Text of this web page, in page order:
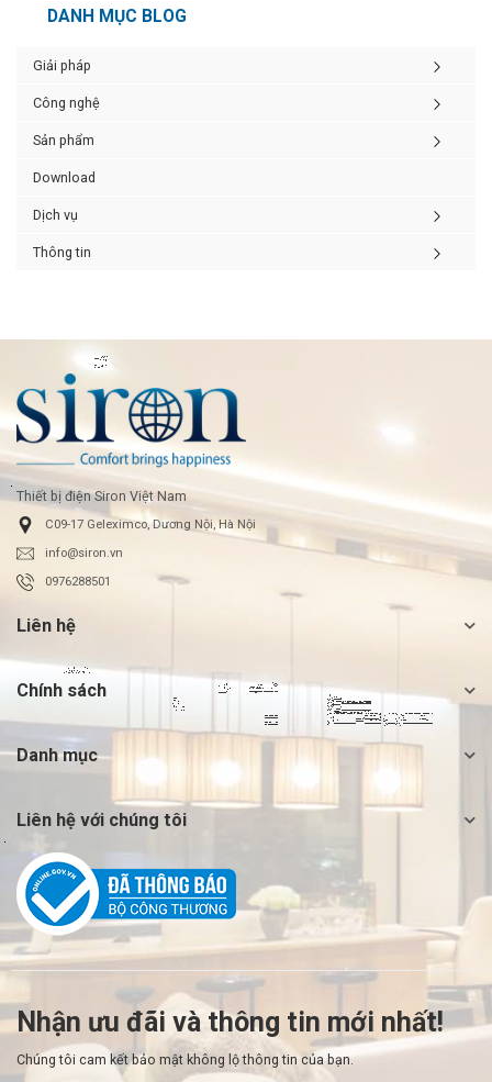
DANH MỤC BLOG
Giải pháp
Công nghệ
Sản phẩm
Download
Dịch vụ
Thông tin
Thiết bị điện Siron Việt Nam
C09-17 Geleximco, Dương Nội, Hà Nội
info@siron.vn
0976288501
Liên hệ
Chính sách
Danh mục
Liên hệ với chúng tôi
Nhận ưu đãi và thông tin mới nhất!
Chúng tôi cam kết bảo mật không lộ thông tin của bạn.